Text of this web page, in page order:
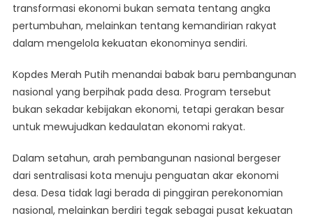
transformasi ekonomi bukan semata tentang angka
pertumbuhan, melainkan tentang kemandirian rakyat
dalam mengelola kekuatan ekonominya sendiri.
Kopdes Merah Putih menandai babak baru pembangunan
nasional yang berpihak pada desa. Program tersebut
bukan sekadar kebijakan ekonomi, tetapi gerakan besar
untuk mewujudkan kedaulatan ekonomi rakyat.
Dalam setahun, arah pembangunan nasional bergeser
dari sentralisasi kota menuju penguatan akar ekonomi
desa. Desa tidak lagi berada di pinggiran perekonomian
nasional, melainkan berdiri tegak sebagai pusat kekuatan